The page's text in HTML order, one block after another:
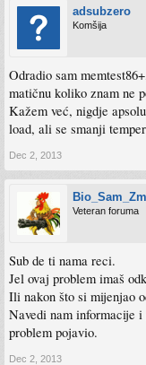
adsubzero
Komšija
Odradio sam
matičnu koliko znam ne
Kažem već, nigdje
load, ali se smanji
Dec 2, 2013
Veteran foruma
Sub de ti nama reci.
Jel ovaj problem imaš
Ili nakon što si mijenjao
Navedi nam informacije
problem pojavio.
Dec 2, 2013